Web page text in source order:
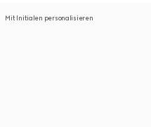
Mit Initialen personalisieren